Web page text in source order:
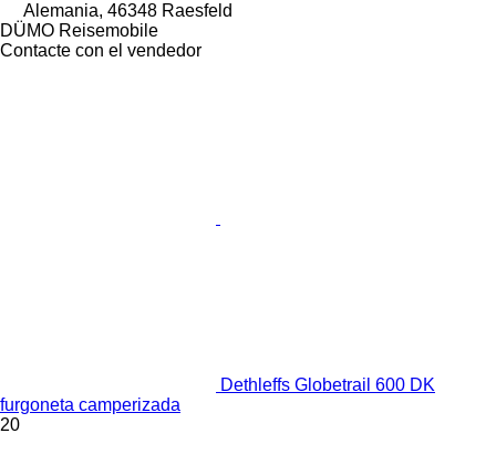
Alemania, 46348 Raesfeld
DÜMO Reisemobile
Contacte con el vendedor
Dethleffs Globetrail 600 DK
furgoneta camperizada
20